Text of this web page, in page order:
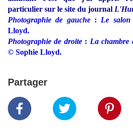
particulier sur le site du journal
Photographie de gauche : Le salon
Lloyd.
Photographie de droite: La chambre
© Sophie Lloyd.
Partager